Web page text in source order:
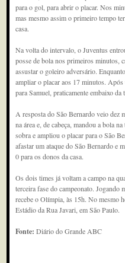
para o gol, para abrir o placar. Nos
mas mesmo assim o primeiro tempo
casa.
Na volta do intervalo, o Juventus
posse de bola nos primeiros minutos,
assustar o goleiro adversário.
ampliar o placar aos 17 minutos.
para Samuel, praticamente embaixo
A resposta do São Bernardo veio dez
na área e, de cabeça, mandou a bola
sobra e ampliou o placar para o São
afastar um ataque do São Bernardo e
0 para os donos da casa.
Os dois times já voltam a campo na
terceira fase do campeonato. Jogando
recebe o Olímpia, às 15h. No mesmo
Estádio da Rua Javari, em São Paulo.
Fonte:Diário do Grande ABC